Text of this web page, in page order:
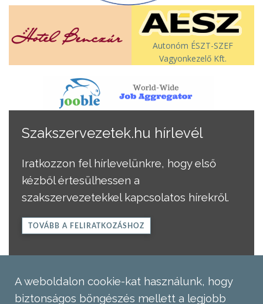
Autonóm ÉSZT-SZEF
Vagyonkezelő Kft.
Szakszervezetek.hu hírlevél
Iratkozzon fel hírlevelünkre, hogy első
kézből értesülhessen a
szakszervezetekkel kapcsolatos hírekről.
TOVÁBB A FELIRATKOZÁSHOZ
A weboldalon cookie-kat használunk, hogy
biztonságos böngészés mellett a legjobb